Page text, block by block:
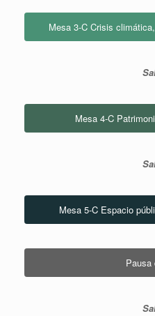
Mesa 3-C Crisis
Mesa 4-C
Mesa 5-C Espacio
Pausa